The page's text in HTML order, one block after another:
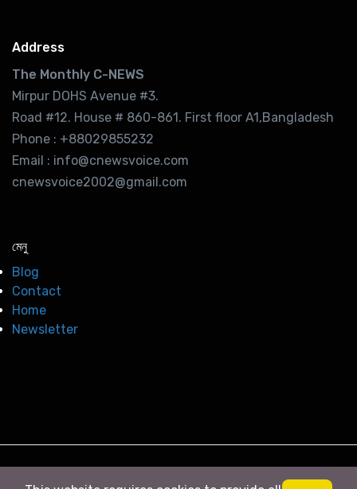
Address
The Monthly C-NEWS
Mirpur DOHS Avenue #3.
Road #12. House # 860-861. First floor A1,Bangladesh
Phone : +88029855232
Email : info@cnewsvoice.com
cnewsvoice2002@gmail.com
মেনু
Blog
Contact
Home
Newsletter